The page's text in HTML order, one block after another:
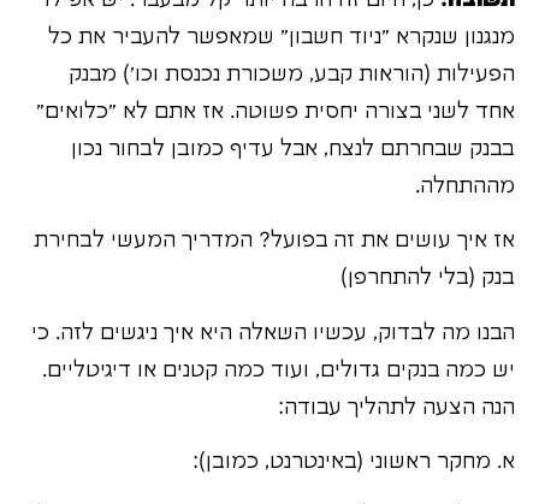
מנגנון שנקרא "ניוד חשבון" שמאפשר להעביר את כל
הפעילות (הוראות קבע, משכורת נכנסת וכו') מבנק
אחד לשני בצורה יחסית פשוטה. אז אתם לא "כלואים"
בבנק שבחרתם לנצח, אבל עדיף כמובן לבחור נכון
מההתחלה.
אז איך עושים את זה בפועל? המדריך המעשי לבחירת
בנק (בלי להתחרפן)
הבנו מה לבדוק, עכשיו השאלה היא איך ניגשים לזה. כי
יש כמה בנקים גדולים, ועוד כמה קטנים או דיגיטליים.
הנה הצעה לתהליך עבודה:
א. מחקר ראשוני (באינטרנט, כמובן):